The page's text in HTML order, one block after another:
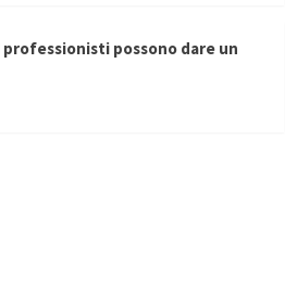
professionisti possono dare un